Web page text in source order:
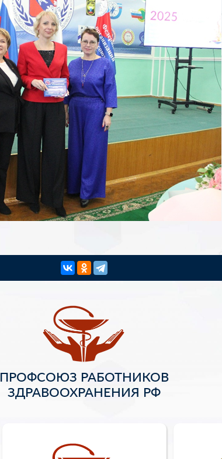
ПРОФСОЮЗ РАБОТНИКОВ
ЗДРАВООХРАНЕНИЯ РФ